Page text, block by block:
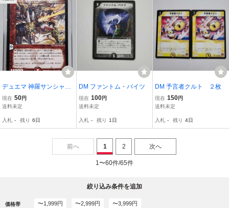
デュエマ 神羅サンシャイ
ン・NEX カード
現在 50円
送料未定
入札 - 残り 6日
DM ファントム・バイツ
現在 100円
送料未定
入札 - 残り 1日
DM 予言者クルト ２枚
現在 150円
送料未定
入札 - 残り 4日
前へ 1 2 次へ
1〜60件/65件
絞り込み条件を追加
価格帯 〜1,999円 〜2,999円 〜3,999円